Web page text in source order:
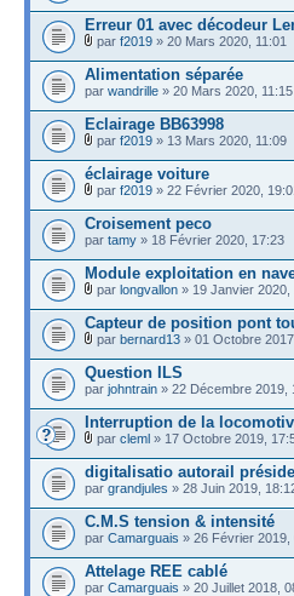
Erreur 01 avec décodeur
par f2019 » 20 Mars 2020, 11:01
Alimentation séparée
par wandrille » 20 Mars 2020, 11:15
Eclairage BB63998
par f2019 » 13 Mars 2020, 11:09
éclairage voiture
par f2019 » 22 Février 2020,
Croisement peco
par tamy » 18 Février 2020, 17:23
Module exploitation en
par longvallon » 19 Janvier 2020,
Capteur de position pont
par bernard13 » 01 Octobre
Question ILS
par johntrain » 22 Décembre 2019,
Interruption de la
par cleml » 17 Octobre 2019,
digitalisatio autorail
par grandjules » 28 Juin 2019,
C.M.S tension & intensité
par Camarguais » 26 Février 2019,
Attelage REE cablé
par Camarguais » 20 Juillet 2018,